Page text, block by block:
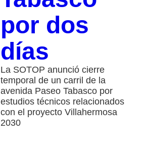
por dos
días
La SOTOP anunció cierre
temporal de un carril de la
avenida Paseo Tabasco por
estudios técnicos relacionados
con el proyecto Villahermosa
2030